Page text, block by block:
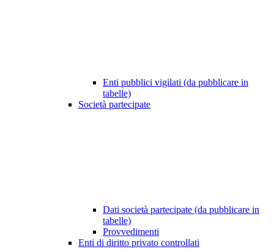
Enti pubblici vigilati (da pubblicare in
tabelle)
Società partecipate
Dati società partecipate (da pubblicare in
tabelle)
Provvedimenti
Enti di diritto privato controllati